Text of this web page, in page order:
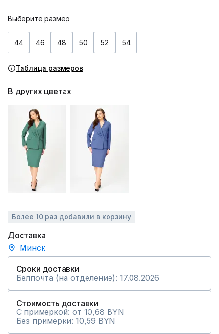
Выберите размер
44 46 48 50 52 54
Таблица размеров
В других цветах
Более 10 раз добавили в корзину
Доставка
Минск
Сроки доставки
Белпочта (на отделение): 17.08.2026
Стоимость доставки
С примеркой: от 10,68 BYN
Без примерки: 10,59 BYN